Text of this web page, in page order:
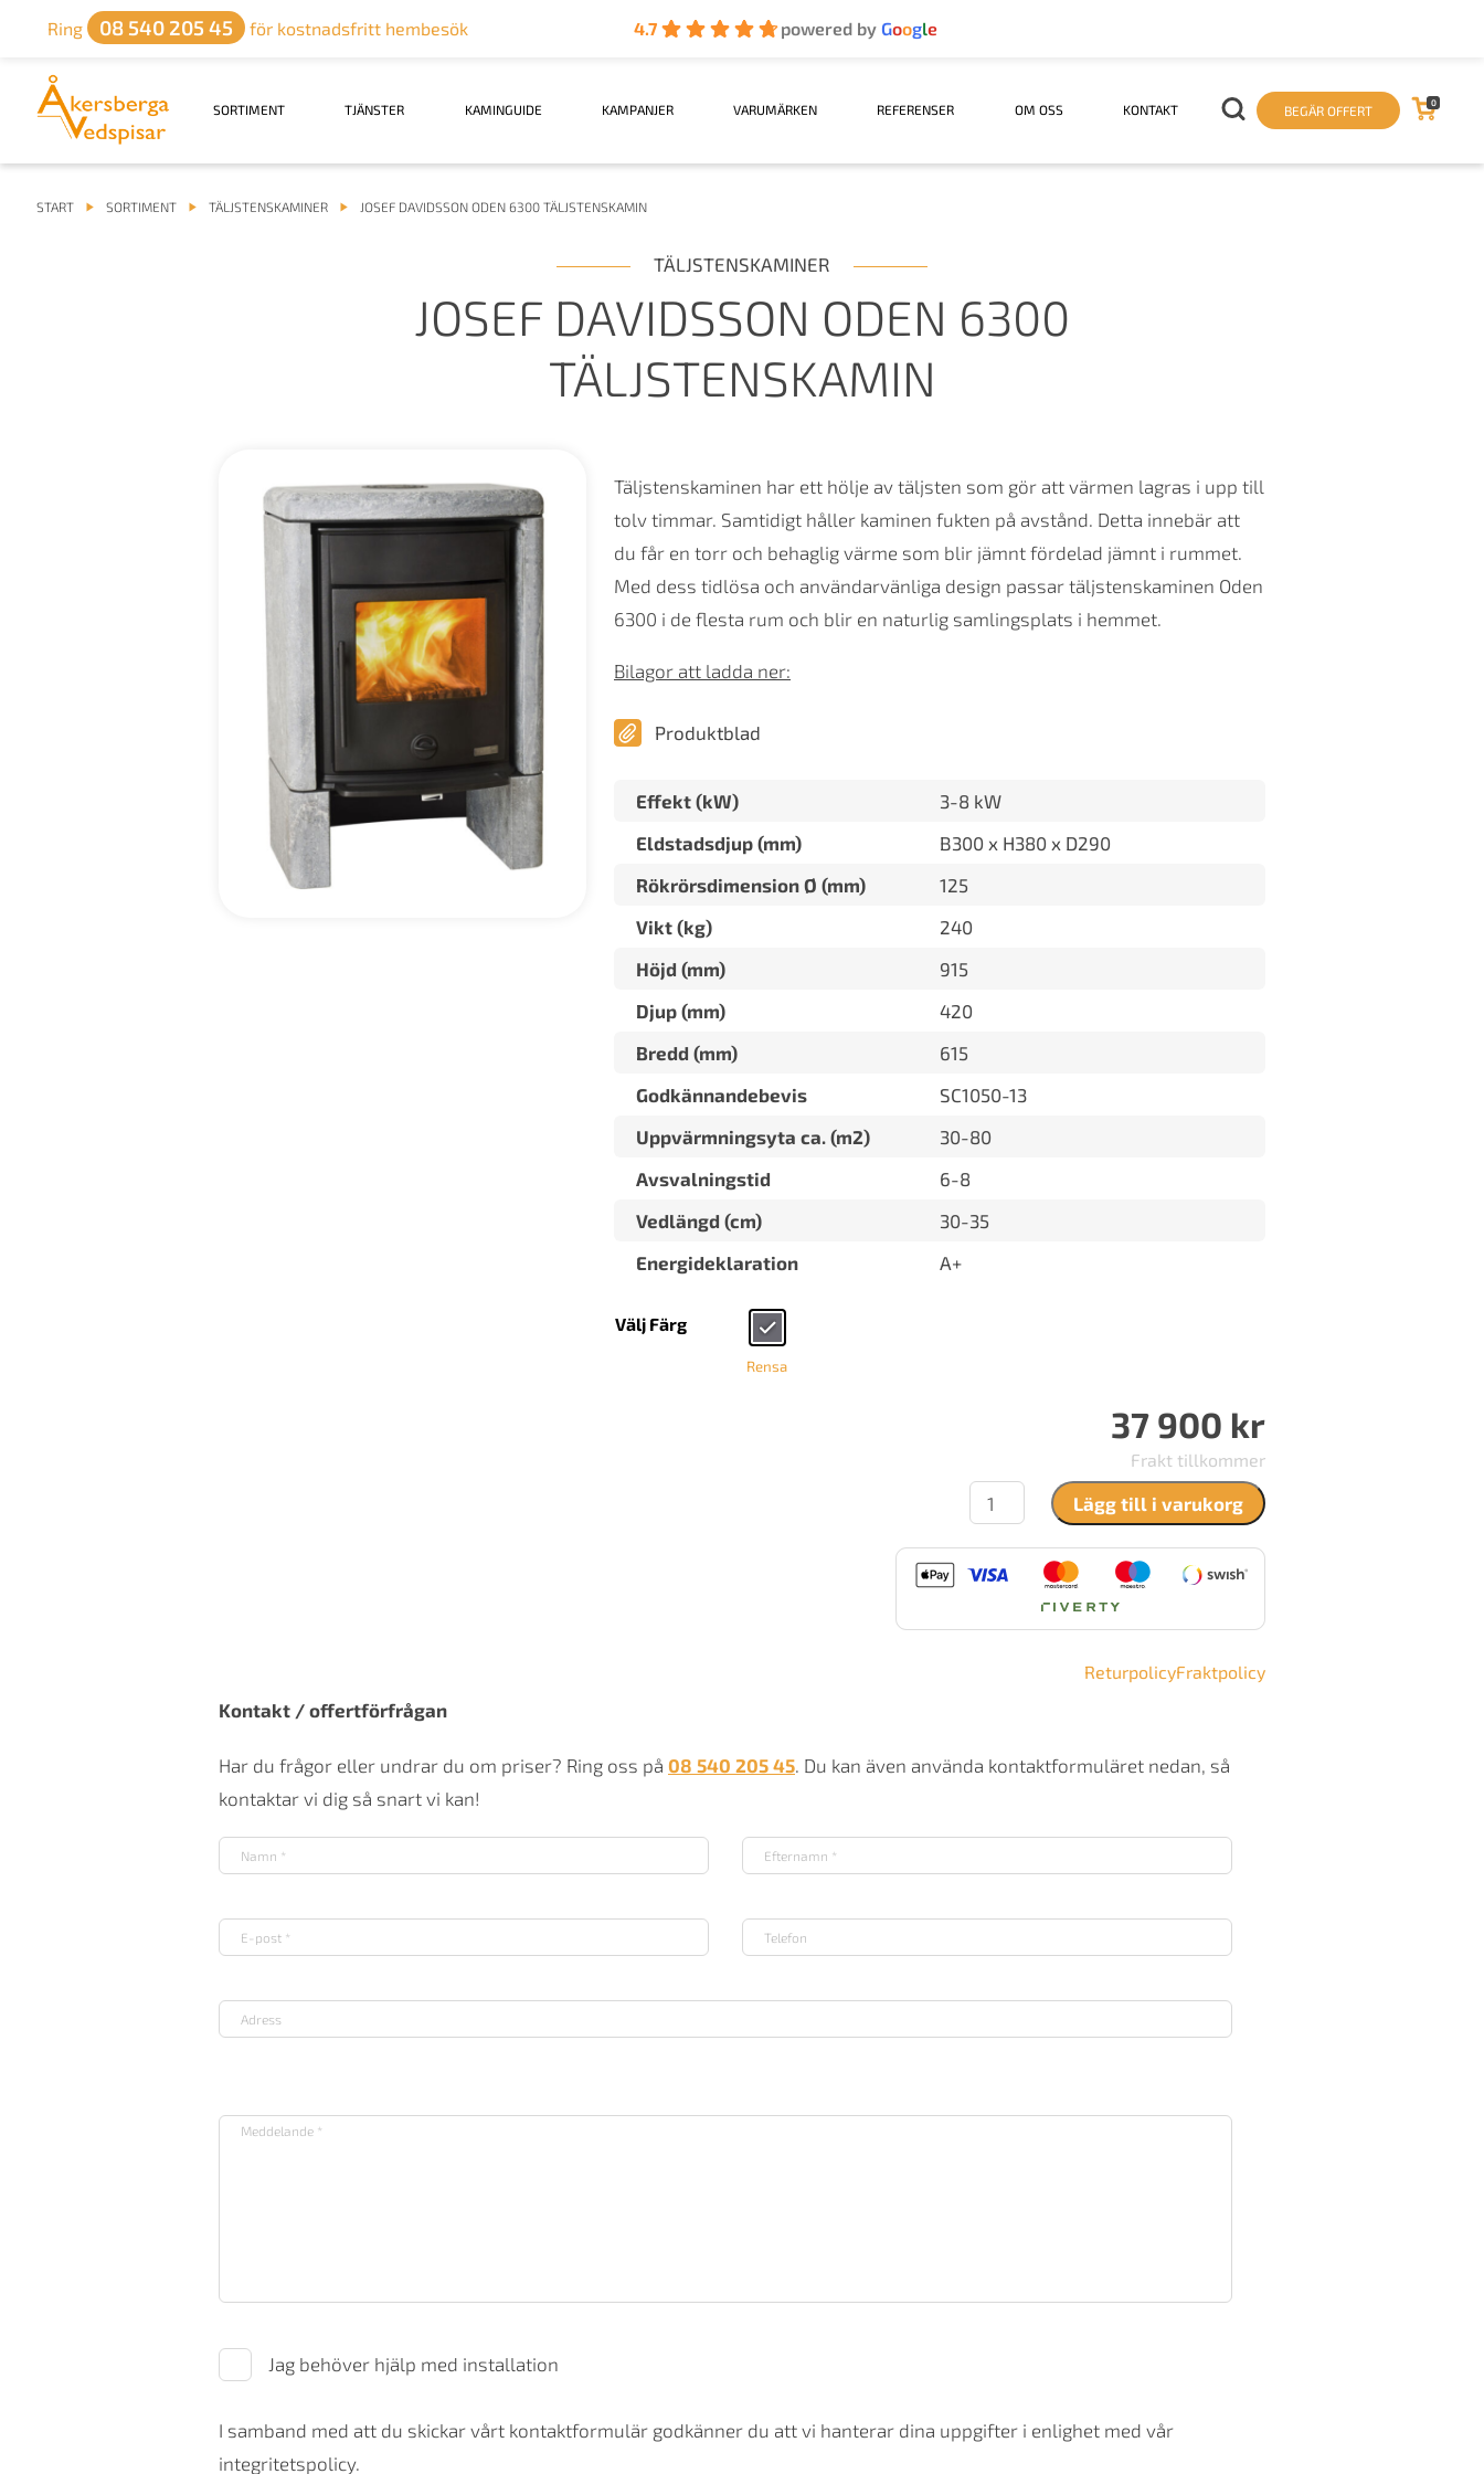
Ring 08 540 205 45 för kostnadsfritt hembesök 4.7 powered byGoogle
SORTIMENT TJÄNSTER KAMINGUIDE KAMPANJER VARUMÄRKEN REFERENSER OM OSS KONTAKT BEGÄR OFFERT 0
START SORTIMENT TÄLJSTENSKAMINER JOSEF DAVIDSSON ODEN 6300 TÄLJSTENSKAMIN
TÄLJSTENSKAMINER
JOSEF DAVIDSSON ODEN 6300
TÄLJSTENSKAMIN
Täljstenskaminen har ett hölje av täljsten som gör att värmen lagras i upp till
tolv timmar. Samtidigt håller kaminen fukten på avstånd. Detta innebär att
du får en torr och behaglig värme som blir jämnt fördelad jämnt i rummet.
Med dess tidlösa och användarvänliga design passar täljstenskaminen Oden
6300 i de flesta rum och blir en naturlig samlingsplats i hemmet.
Bilagor att ladda ner:
Produktblad
Effekt (kW)
3-8 kW
Eldstadsdjup (mm)
B300 x H380 x D290
Rökrörsdimension Ø (mm)
125
Vikt (kg)
240
Höjd (mm)
915
Djup (mm)
420
Bredd (mm)
615
Godkännandebevis
SC1050-13
Uppvärmningsyta ca. (m2)
30-80
Avsvalningstid
6-8
Vedlängd (cm)
30-35
Energideklaration
A+
Välj Färg
Rensa
37 900 kr
Frakt tillkommer
Josef
Davidsson
6300
Täljstenskamin
Lägg till i varukorg
ReturpolicyFraktpolicy
Kontakt / offertförfrågan
Har du frågor eller undrar du om priser? Ring oss på 08 540 205 45. Du kan även använda kontaktformuläret nedan, så
kontaktar vi dig så snart vi kan!
Jag behöver hjälp med installation
I samband med att du skickar vårt kontaktformulär godkänner du att vi hanterar dina uppgifter i enlighet med vår
integritetspolicy.